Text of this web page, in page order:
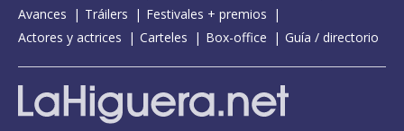
Avances
Tráilers
Festivales + premios
Actores y actrices
Carteles Box-office Guía / directorio